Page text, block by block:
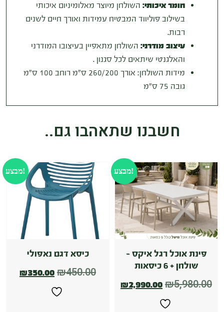
חומר איכותי: השולחן מיוצר מאלומיניום איכותי
בשילוב פוליווד המבטיח עמידות ואורך חיים לשנים
רבות.
עיצוב מודרני: השולחן מתאפיין בעיצובו המודרני
והאלגנטי שיתאים לכל סגנון .
מידות השולחן: אורך 260/200 ס"מ רוחב 100 ס"מ
גובה 75 ס"מ
חשבנו שתאהבו גם..
מבצע!
פינת אוכל רגל איקס –
שולחן + 6 כיסאות
₪5,980.00
₪2,990.00
מבצע!
כיסא דגם נאפולי
₪450.00
₪350.00